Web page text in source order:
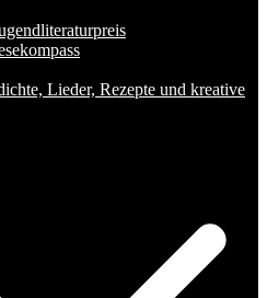
Lieder, Rezepte und kreative